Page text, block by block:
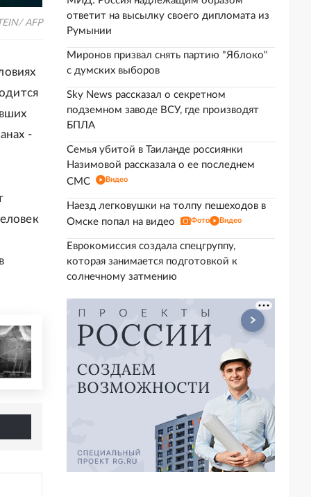
AFP
-
ответит на высылку своего дипломата из
Румынии
Миронов призвал снять партию "Яблоко"
с думских выборов
Sky News рассказал о секретном
подземном заводе ВСУ, где производят
БПЛА
Семья убитой в Таиланде россиянки
Назимовой рассказала о ее последнем
СМС
Видео
Наезд легковушки на толпу пешеходов в
Омске попал на видео
Фото Видео
Еврокомиссия создала спецгруппу,
которая занимается подготовкой к
солнечному затмению